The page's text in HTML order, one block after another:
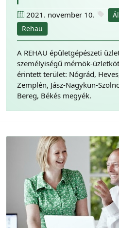
2021. november 10.
Rehau
A REHAU épületgépészeti
személyiségű mérnök-
érintett terület: Nógrád,
Zemplén, Jász-Nagykun-
Bereg, Békés megyék.